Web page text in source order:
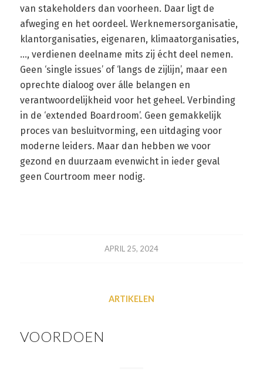
van stakeholders dan voorheen. Daar ligt de
afweging en het oordeel. Werknemersorganisatie,
klantorganisaties, eigenaren, klimaatorganisaties,
…, verdienen deelname mits zij écht deel nemen.
Geen ‘single issues’ of ‘langs de zijlijn’, maar een
oprechte dialoog over álle belangen en
verantwoordelijkheid voor het geheel. Verbinding
in de ‘extended Boardroom’. Geen gemakkelijk
proces van besluitvorming, een uitdaging voor
moderne leiders. Maar dan hebben we voor
gezond en duurzaam evenwicht in ieder geval
geen Courtroom meer nodig.
APRIL 25, 2024
ARTIKELEN
VOORDOEN